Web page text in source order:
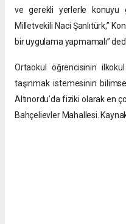
ve gerekli yerlerle konuyu
Milletvekili Naci Şanlıtürk,”
bir uygulama yapmamalı”
Ortaokul öğrencisinin
taşınmak istemesinin
Altınordu’da fiziki olarak en
Bahçelievler Mahallesi.